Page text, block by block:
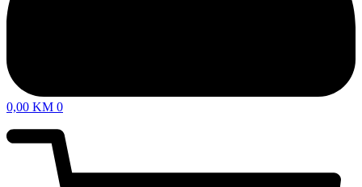
0,00 KM 0